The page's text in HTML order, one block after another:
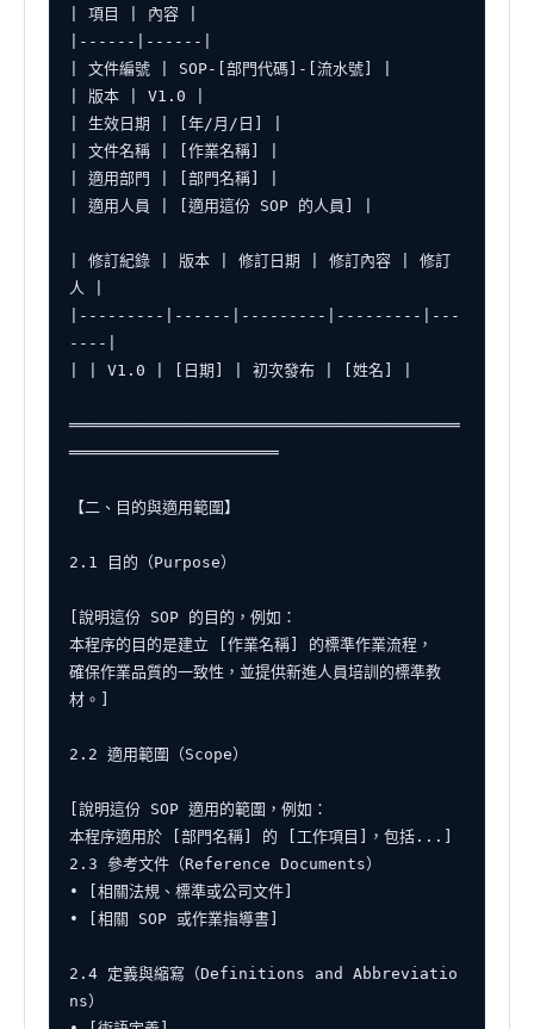
| 項目 | 內容 |
|------|------|
| 文件編號 | SOP-[部門代碼]-[流水號] |
| 版本 | V1.0 |
| 生效日期 | [年/月/日] |
| 文件名稱 | [作業名稱] |
| 適用部門 | [部門名稱] |
| 適用人員 | [適用這份 SOP 的人員] |
| 修訂紀錄 | 版本 | 修訂日期 | 修訂內容 | 修訂
人 |
|---------|------|---------|---------|---
----|
| | V1.0 | [日期] | 初次發布 | [姓名] |
═════════════════════════════════════════
══════════════════════
【二、目的與適用範圍】
2.1 目的（Purpose）
[說明這份 SOP 的目的，例如：
本程序的目的是建立 [作業名稱] 的標準作業流程，
確保作業品質的一致性，並提供新進人員培訓的標準教
材。]
2.2 適用範圍（Scope）
[說明這份 SOP 適用的範圍，例如：
本程序適用於 [部門名稱] 的 [工作項目]，包括...]
2.3 參考文件（Reference Documents）
• [相關法規、標準或公司文件]
• [相關 SOP 或作業指導書]
2.4 定義與縮寫（Definitions and Abbreviatio
ns）